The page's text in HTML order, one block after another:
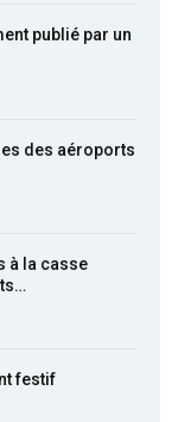
publié par un
des aéroports
à la casse
festif